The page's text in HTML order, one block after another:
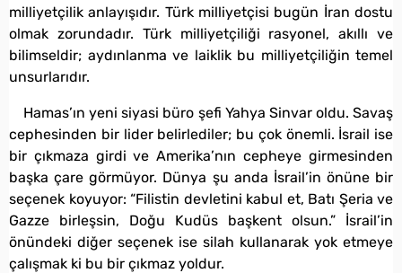
milliyetçilik anlayışıdır. Türk milliyetçisi bugün İran dostu
olmak zorundadır. Türk milliyetçiliği rasyonel, akıllı ve
bilimseldir; aydınlanma ve laiklik bu milliyetçiliğin temel
unsurlarıdır.
Hamas’ın yeni siyasi büro şefi Yahya Sinvar oldu. Savaş
cephesinden bir lider belirlediler; bu çok önemli. İsrail ise
bir çıkmaza girdi ve Amerika’nın cepheye girmesinden
başka çare görmüyor. Dünya şu anda İsrail’in önüne bir
seçenek koyuyor: “Filistin devletini kabul et, Batı Şeria ve
Gazze birleşsin, Doğu Kudüs başkent olsun.” İsrail’in
önündeki diğer seçenek ise silah kullanarak yok etmeye
çalışmak ki bu bir çıkmaz yoldur.